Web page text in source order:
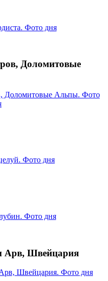
Доломитовые
Арв, Швейцария